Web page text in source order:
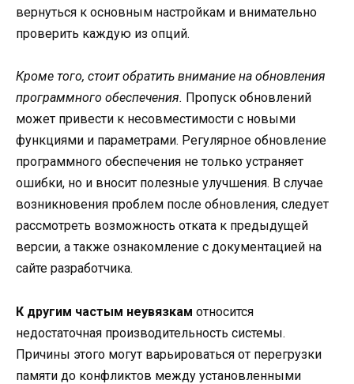
вернуться к основным настройкам и внимательно
проверить каждую из опций.
Кроме того, стоит обратить внимание на обновления
программного обеспечения. Пропуск обновлений
может привести к несовместимости с новыми
функциями и параметрами. Регулярное обновление
программного обеспечения не только устраняет
ошибки, но и вносит полезные улучшения. В случае
возникновения проблем после обновления, следует
рассмотреть возможность отката к предыдущей
версии, а также ознакомление с документацией на
сайте разработчика.
К другим частым неувязкам относится
недостаточная производительность системы.
Причины этого могут варьироваться от перегрузки
памяти до конфликтов между установленными